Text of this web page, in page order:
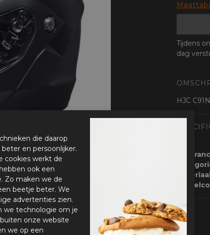
handschoenen
All-Season
Verwarmde
handschoenen
Sloten
Telefoon
Tijdens
dag
HJC C91N
Merk
die daarop
en persoonlijker.
cookies werkt de
ook een
Zo maken we de
beetje beter. We
advertenties zien.
we technologie om je
onze website
we op een